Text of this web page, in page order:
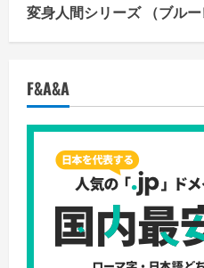
変身人間シリーズ （ブルー
F&A&A